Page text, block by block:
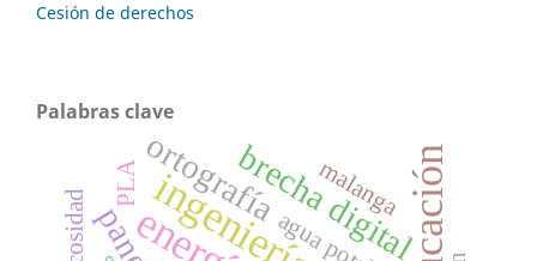
Cesión de derechos
Palabras clave
ortografíabrecha digital
malanga
PLA